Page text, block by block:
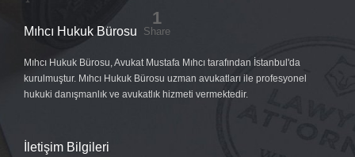
Mıhcı Hukuk Bürosu
Mıhcı Hukuk Bürosu, Avukat Mustafa Mıhcı tarafından İstanbul'da
kurulmuştur. Mıhcı Hukuk Bürosu uzman avukatları ile profesyonel
hukuki danışmanlık ve avukatlık hizmeti vermektedir.
İletişim Bilgileri